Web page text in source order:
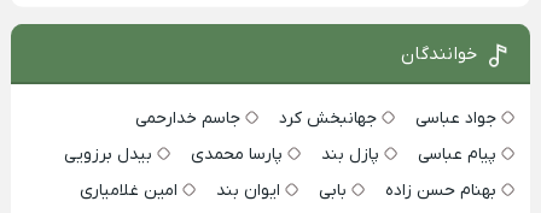
خوانندگان
جواد عباسی جهانبخش کرد
جاسم خدارحمی
پیام عباسی
پازل بند پارسا محمدی
بیدل برزویی
بهنام حسن زاده
بابی ایوان بند
امین غلامیاری